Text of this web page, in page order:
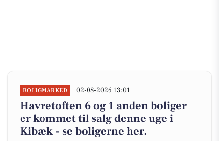
BOLIGMARKED 02-08-2026 13:01
Havretoften 6 og 1 anden boliger
er kommet til salg denne uge i
Kibæk - se boligerne her.